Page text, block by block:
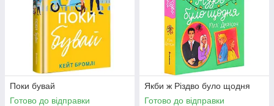
Поки бувай
Готово до відправки
Якби ж Різдво було щодня
Готово до відправки